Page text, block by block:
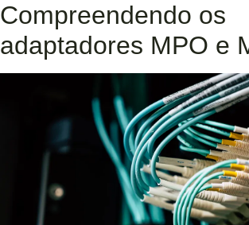
Compreendendo os
adaptadores MPO e